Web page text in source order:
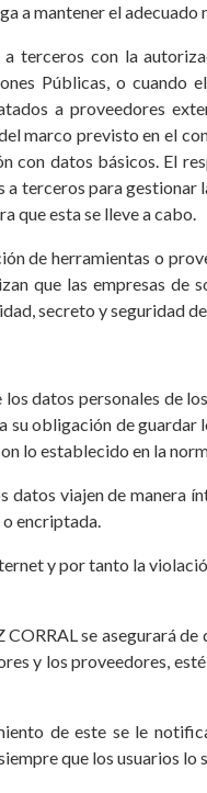
a mantener el adecuado
terceros con la
Públicas, o
a proveedores
marco previsto en el
datos básicos. El
terceros para
que esta se lleve a cabo.
de herramientas o
que las empresas
secreto y seguridad
datos personales de
obligación de
lo establecido en la
viajen de manera
encriptada.
y por tanto la
se asegurará
y los proveedores,
de este se le
que los usuarios lo